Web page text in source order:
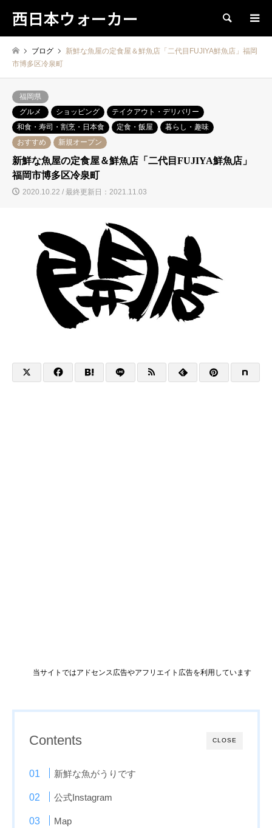
西日本ウォーカー 検索
ブログ
新鮮な魚屋の定食屋＆鮮魚店「二代目FUJIYA鮮魚店」福岡
市博多区冷泉町
福岡県
グルメ
ショッピング
テイクアウト・デリバリー
和食・寿司・割烹・日本食
定食・飯屋
暮らし・趣味
おすすめ
新規オープン
新鮮な魚屋の定食屋＆鮮魚店「二代目FUJIYA鮮魚店」
福岡市博多区冷泉町
2020.10.22 / 最終更新日：2021.11.03
当サイトではアドセンス広告やアフリエイト広告を利用しています
CLOSE
Contents
新鮮な魚がうりです
公式Instagram
Map